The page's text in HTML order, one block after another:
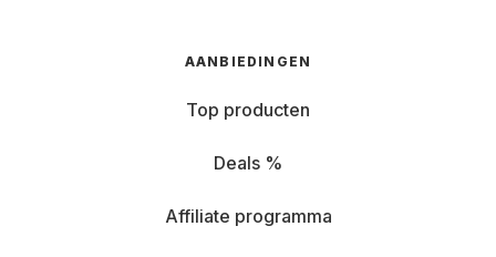
AANBIEDINGEN
Top producten
Deals %
Affiliate programma